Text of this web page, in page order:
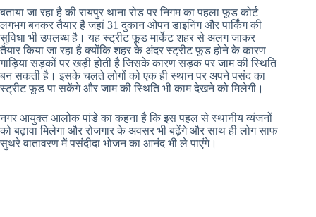
बताया जा रहा है की रायपुर थाना रोड पर निगम का पहला फूड कोर्ट
लगभग बनकर तैयार है जहां 31 दुकान ओपन डाइनिंग और पार्किंग की
सुविधा भी उपलब्ध है। यह स्ट्रीट फूड मार्केट शहर से अलग जाकर
तैयार किया जा रहा है क्योंकि शहर के अंदर स्ट्रीट फूड होने के कारण
गाड़िया सड़कों पर खड़ी होती है जिसके कारण सड़क पर जाम की स्थिति
बन सकती है। इसके चलते लोगों को एक ही स्थान पर अपने पसंद का
स्ट्रीट फूड पा सकेंगे और जाम की स्थिति भी काम देखने को मिलेगी।
नगर आयुक्त आलोक पांडे का कहना है कि इस पहल से स्थानीय व्यंजनों
को बढ़ावा मिलेगा और रोजगार के अवसर भी बढ़ेंगे और साथ ही लोग साफ
सुथरे वातावरण में पसंदीदा भोजन का आनंद भी ले पाएंगे।